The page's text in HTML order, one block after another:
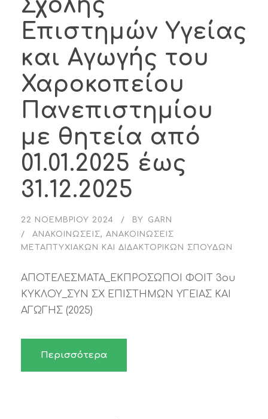
Σχολής
Επιστημών Υγείας
και Αγωγής του
Χαροκοπείου
Πανεπιστημίου
με θητεία από
01.01.2025 έως
31.12.2025
22 ΝΟΕΜΒΡΊΟΥ 2024 BY
GARN
ΑΝΑΚΟΙΝΏΣΕΙΣ, ΑΝΑΚΟΙΝΏΣΕΙΣ
ΜΕΤΑΠΤΥΧΙΑΚΏΝ ΚΑΙ ΔΙΔΑΚΤΟΡΙΚΏΝ ΣΠΟΥΔΏΝ
ΑΠΟΤΕΛΕΣΜΑΤΑ_ΕΚΠΡΟΣΩΠΟΙ ΦΟΙΤ 3ου
ΚΥΚΛΟΥ_ΣΥΝ ΣΧ ΕΠΙΣΤΗΜΩΝ ΥΓΕΙΑΣ ΚΑΙ
ΑΓΩΓΗΣ (2025)
Περισσότερα